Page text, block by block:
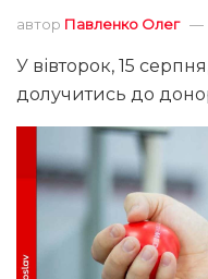
автор Павленко Олег
У вівторок, 15
долучитись до